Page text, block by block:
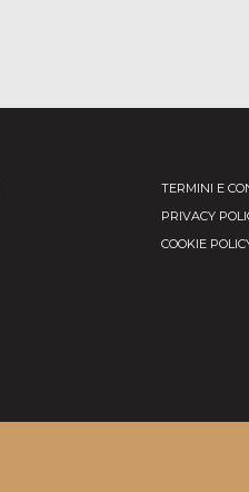
TERMINI E
PRIVACY
COOKIE